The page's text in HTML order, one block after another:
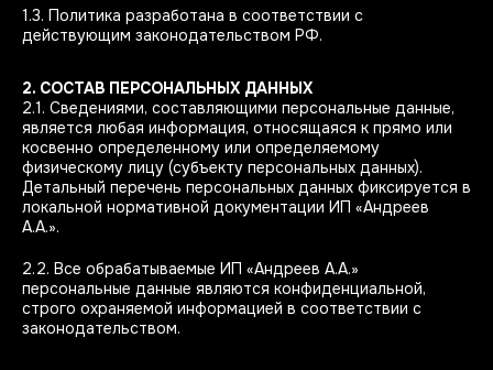
1.3. Политика разработана в соответствии с
действующим законодательством РФ.
2. СОСТАВ ПЕРСОНАЛЬНЫХ ДАННЫХ
2.1. Сведениями, составляющими персональные данные,
является любая информация, относящаяся к прямо или
косвенно определенному или определяемому
физическому лицу (субъекту персональных данных).
Детальный перечень персональных данных фиксируется в
локальной нормативной документации ИП «Андреев
А.А.».
2.2. Все обрабатываемые ИП «Андреев А.А.»
персональные данные являются конфиденциальной,
строго охраняемой информацией в соответствии с
законодательством.